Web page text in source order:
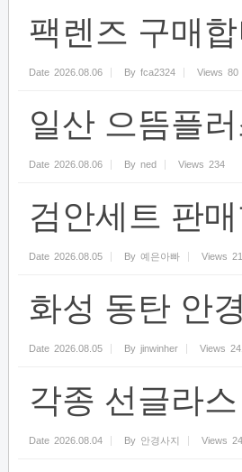
팩렌즈 구매
Date 2026.08.06 By fca2324 Views 80
일산 으뜸플
Date 2026.08.06 By ned Views 234
검안세트 판
Date 2026.08.05 By 예은아빠 Views
화성 동탄 안
Date 2026.08.05 By jinwinher Views
각종 선글라
Date 2026.08.04 By 안경사지 Views